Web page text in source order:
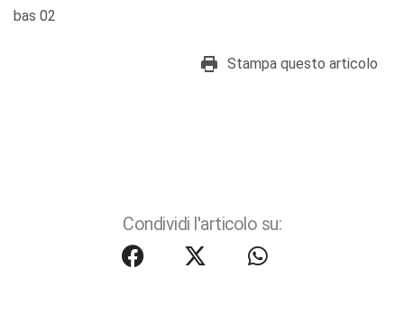
bas 02
Stampa questo articolo
Condividi l'articolo su: